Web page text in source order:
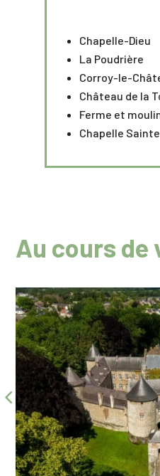
Chapelle-Dieu
La Poudrière
Corroy-le-
Château de la
Ferme et
Chapelle
Au cours de